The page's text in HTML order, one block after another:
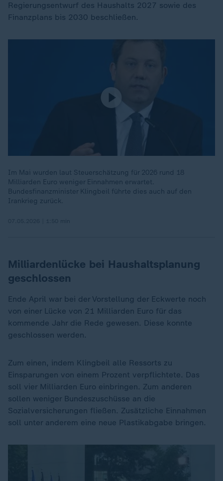
Regierungsentwurf des Haushalts 2027 sowie des
Finanzplans bis 2030 beschließen.
Im Mai wurden laut Steuerschätzung für 2026 rund 18
Milliarden Euro weniger Einnahmen erwartet.
Bundesfinanzminister Klingbeil führte dies auch auf den
Irankrieg zurück.
Milliardenlücke bei Haushaltsplanung
geschlossen
Ende April war bei der Vorstellung der Eckwerte noch
von einer Lücke von 21 Milliarden Euro für das
kommende Jahr die Rede gewesen. Diese konnte
geschlossen werden.
Zum einen, indem Klingbeil alle Ressorts zu
Einsparungen von einem Prozent verpflichtete. Das
soll vier Milliarden Euro einbringen. Zum anderen
sollen weniger Bundeszuschüsse an die
Sozialversicherungen fließen. Zusätzliche Einnahmen
soll unter anderem eine neue Plastikabgabe bringen.